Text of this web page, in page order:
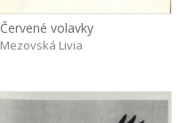
Červené volavky
Mezovská Livia